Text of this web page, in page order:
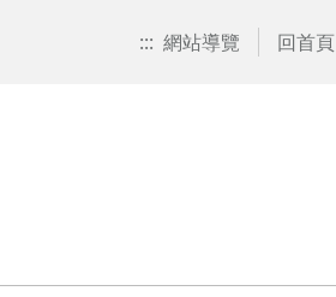
::: 網站導覽 回首頁